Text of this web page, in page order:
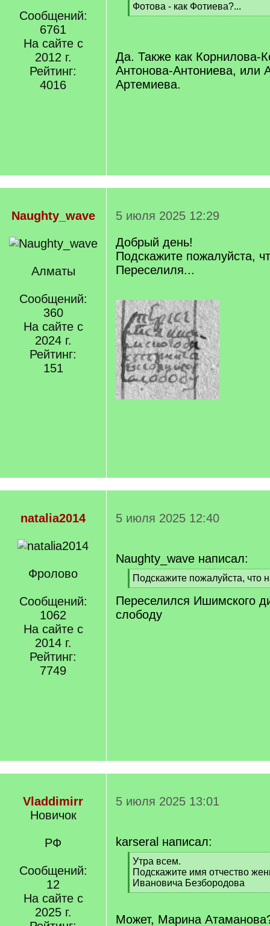
Сообщений:
6761
На сайте с
2012 г.
Рейтинг:
4016
[
q
Фотова - как Фотиева?...
[
Да. Также как Корнилова-
Антонова-Антониева, или
Артемиева.
Naughty_wave
Алматы
Сообщений:
360
На сайте с
2024 г.
Рейтинг:
151
5 июля 2025 12:29
Добрый день!
Подскажите пожалуйста,
Переселиля...
natalia2014
Фролово
Сообщений:
1062
На сайте с
2014 г.
Рейтинг:
7749
5 июля 2025 12:40
Naughty_wave написал:
[
q
]
Подскажите пожалуйста, что
[
/
q
]
Переселился Ишимского
слободу
Vladdimirr
Новичок
РФ
Сообщений:
12
На сайте с
2025 г.
5 июля 2025 13:01
karseral написал:
[
q
]
Утра всем.
Подскажите имя отчество
Ивановича Безбородова
[
q
Может, Марина